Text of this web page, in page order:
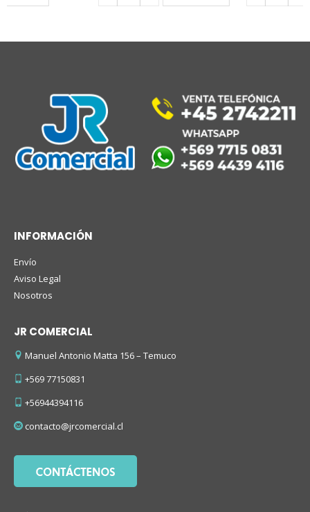
INFORMACIÓN
Envío
Aviso Legal
Nosotros
JR COMERCIAL
Manuel Antonio Matta 156 – Temuco
+569 77150831
+56944394116
contacto@jrcomercial.cl